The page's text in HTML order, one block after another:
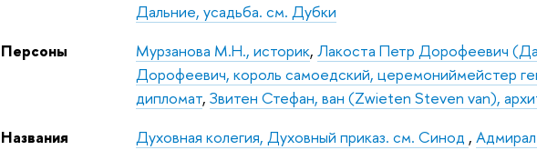
Дальние, усадьба. см. Дубки
Персоны
Мурзанова М.Н., историк,Лакоста Петр Дорофеевич
Дорофеевич, король самоедский, церемониймейстер
дипломат,Звитен Стефан, ван (Zwieten Steven van),
Названия
Духовная колегия, Духовный приказ. см. Синод ,